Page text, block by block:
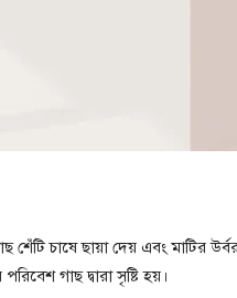
চাষে ছায়া দেয় এবং মাটির
গাছ দ্বারা সৃষ্টি হয়।